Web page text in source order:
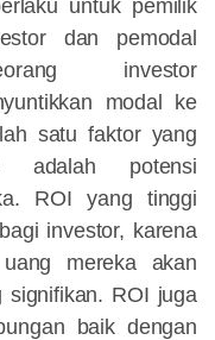
untuk pemilik
dan pemodal
investor
modal ke
satu faktor yang
adalah potensi
ROI yang tinggi
investor, karena
mereka akan
signifikan. ROI juga
baik dengan